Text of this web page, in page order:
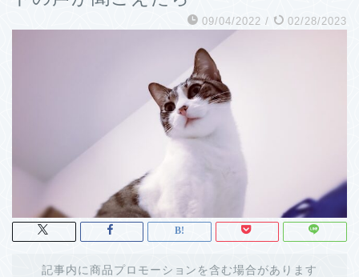
09/04/2022 / 02/28/2023
記事内に商品プロモーションを含む場合があります